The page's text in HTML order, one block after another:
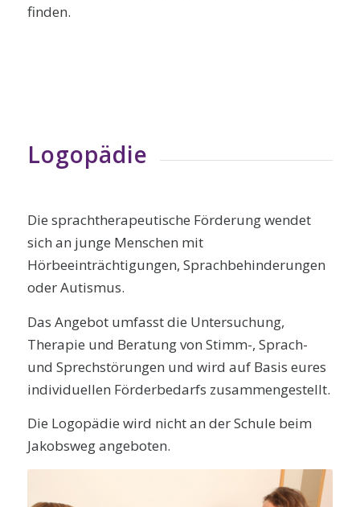
finden.
Logopädie
Die sprachtherapeutische Förderung wendet
sich an junge Menschen mit
Hörbeeinträchtigungen, Sprachbehinderungen
oder Autismus.
Das Angebot umfasst die Untersuchung,
Therapie und Beratung von Stimm-, Sprach-
und Sprechstörungen und wird auf Basis eures
individuellen Förderbedarfs zusammengestellt.
Die Logopädie wird nicht an der Schule beim
Jakobsweg angeboten.